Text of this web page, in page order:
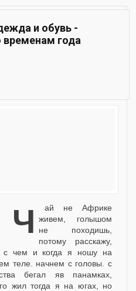
и обувь -
года
чай не Африке живем, голышом
не походишь,
потому расскажу,
с чем и когда я ношу на
теле. начнем с головы. с
бегал яв панамках,
жил тогда я на югах, но